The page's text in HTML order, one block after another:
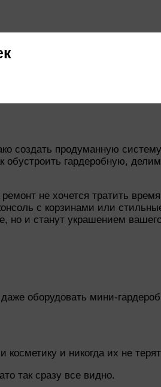
создать продуманную
гардеробную,
не хочется тратить
с корзинами или
но и станут украшением
оборудовать мини-
и никогда их не
так сразу все видно.